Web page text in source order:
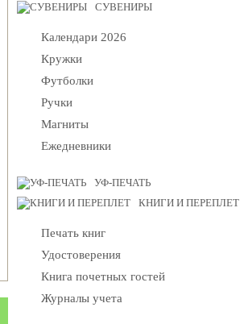
СУВЕНИРЫ
Календари 2026
Кружки
Футболки
Ручки
Магниты
Ежедневники
УФ-ПЕЧАТЬ
КНИГИ И ПЕРЕПЛЕТ
Печать книг
Удостоверения
Книга почетных гостей
Журналы учета